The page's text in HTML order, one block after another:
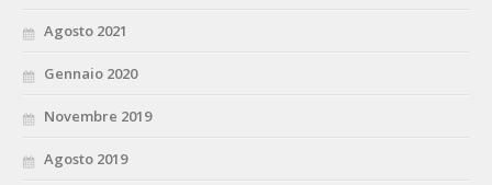
Agosto 2021
Gennaio 2020
Novembre 2019
Agosto 2019